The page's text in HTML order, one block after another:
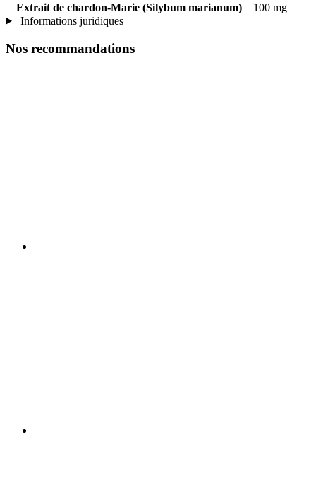
Extrait de chardon-Marie (Silybum marianum)
100 mg
Informations juridiques
Nos recommandations